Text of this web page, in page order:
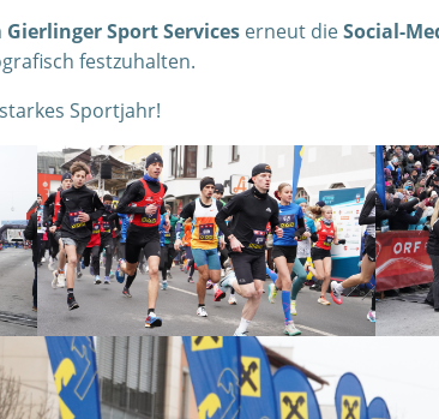
Gierlinger Sport Services erneut dieSocial-
festzuhalten.
Sportjahr!